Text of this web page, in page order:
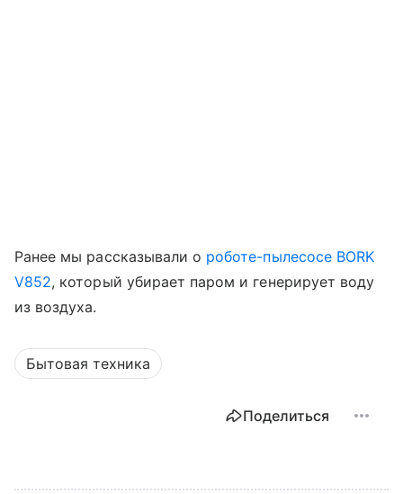
Ранее мы рассказывали о роботе-пылесосе BORK
V852, который убирает паром и генерирует воду
из воздуха.
Бытовая техника
Поделиться